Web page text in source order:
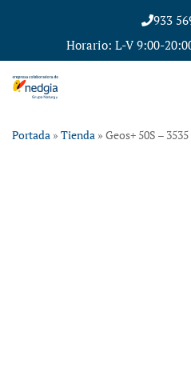
933
Horario: L-V 9:00-
Portada » Tienda » Geos+ 50S – 3535